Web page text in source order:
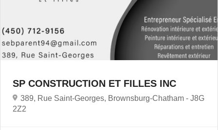
SP CONSTRUCTION ET FILLES INC
389, Rue Saint-Georges, Brownsburg-Chatham - J8G
2Z2